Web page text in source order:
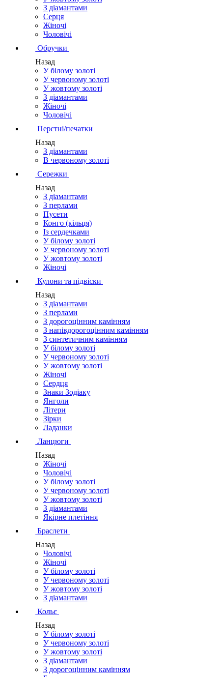
З діамантами
Серця
Жіночі
Чоловічі
Обручки
Назад
У білому золоті
У червоному золоті
У жовтому золоті
З діамантами
Жіночі
Чоловічі
Перстні/печатки
Назад
З діамантами
В червоному золоті
Сережки
Назад
З діамантами
З перлами
Пусети
Конго (кільця)
Із сердечками
У білому золоті
У червоному золоті
У жовтому золоті
Жіночі
Кулони та підвіски
Назад
З діамантами
З перлами
З дорогоцінним камінням
З напівдорогоцінним камінням
З синтетичним камінням
У білому золоті
У червоному золоті
У жовтому золоті
Жіночі
Сердця
Знаки Зодіаку
Янголи
Літери
Зірки
Ладанки
Ланцюги
Назад
Жіночі
Чоловічі
У білому золоті
У червоному золоті
У жовтому золоті
З діамантами
Якірне плетіння
Браслети
Назад
Чоловічі
Жіночі
У білому золоті
У червоному золоті
У жовтому золоті
З діамантами
Кольє
Назад
У білому золоті
У червоному золоті
У жовтому золоті
З діамантами
З дорогоцінним камінням